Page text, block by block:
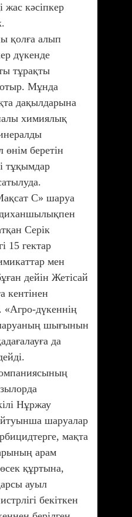
жас кәсіпкер
алып
дүкенде
тұрақты
Мұнда
дақылдарына
химиялық
беретін
тұқымдар
С» шаруа
Серік
15 гектар
мен
дейін Жетісай
кентінен
«Агро-дүкеннің
шығынын
да
Нұржау
шаруалар
мақта
арам
құртына,
ауыл
бекіткен